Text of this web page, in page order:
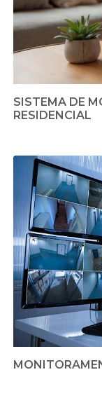
SISTEMA DE
RESIDENCIAL